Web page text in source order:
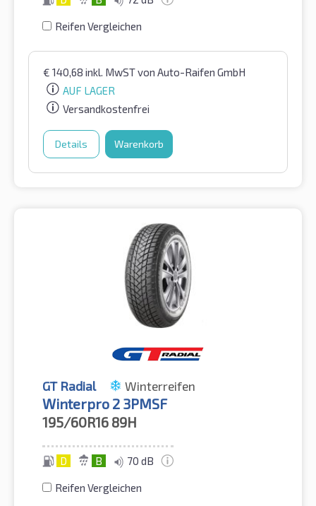
Reifen Vergleichen
€ 140,68 inkl. MwSTvon Auto-Raifen GmbH
AUF LAGER
Versandkostenfrei
Details Warenkorb
GT Radial Winterreifen
Winterpro 2 3PMSF
195/60R16 89H
D B 70 dB
Reifen Vergleichen